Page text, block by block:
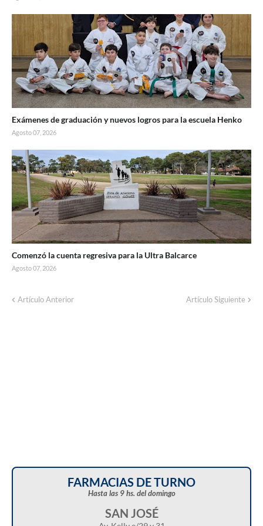
Exámenes de graduación y nuevos logros para la escuela Henko
Agosto 07, 2026
Comenzó la cuenta regresiva para la Ultra Balcarce
Agosto 07, 2026
Artículo Anterior Artículo Siguiente
Corte de energía programado para este
FARMACIAS DE TURNO
Hasta las 9 hs. del domingo
SAN JOSÉ